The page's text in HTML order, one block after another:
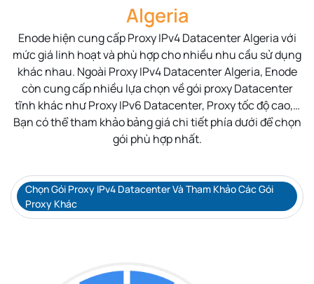
Algeria
Enode hiện cung cấp Proxy IPv4 DatacenterAlgeriavới
mức giá linh hoạt và phù hợp cho nhiều nhu cầu sử dụng
khác nhau. Ngoài Proxy IPv4 DatacenterAlgeria, Enode
còn cung cấp nhiều lựa chọn về gói proxy Datacenter
tĩnh khác như Proxy IPv6 Datacenter, Proxy tốc độ cao,…
Bạn có thể tham khảo bảng giá chi tiết phía dưới để chọn
gói phù hợp nhất.
Chọn Gói Proxy IPv4 Datacenter Và Tham Khảo Các Gói
Proxy Khác